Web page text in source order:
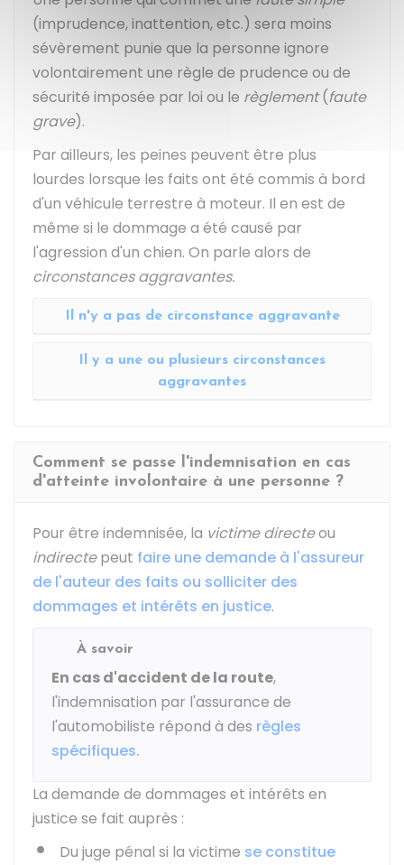
(imprudence, inattention, etc.) sera moins
sévèrement punie que la personne ignore
volontairement une règle de prudence ou de
sécurité imposée par loi ou le règlement(faute
grave).
Par ailleurs, les peines peuvent être plus
lourdes lorsque les faits ont été commis à bord
d'un véhicule terrestre à moteur. Il en est de
même si le dommage a été causé par
l'agression d'un chien. On parle alors de
circonstances aggravantes.
Il n'y a pas de circonstance aggravante
Il y a une ou plusieurs circonstances
aggravantes
Comment se passe l'indemnisation en cas
d'atteinte involontaire à une personne ?
Pour être indemnisée, la victime directeou
indirectepeut faire une demande à l'assureur
de l'auteur des faits ou solliciter des
dommages et intérêts en justice.
À savoir
En cas d'accident de la route,
l'indemnisation par l'assurance de
l'automobiliste répond à des règles
spécifiques.
La demande de dommages et intérêts en
justice se fait auprès :
Du juge pénal si la victime se constitue